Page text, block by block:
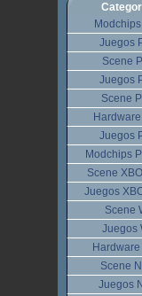
Juegos
Scene
Juegos
Scene
Juegos
Modchips
Scene
Juegos
Scene
Juegos
Scene
Juegos